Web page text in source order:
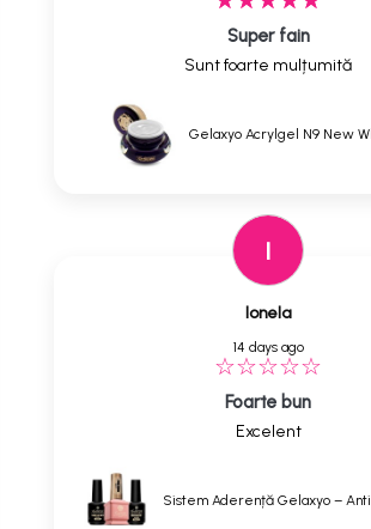
Super fain
Sunt foarte mulțumită
Gelaxyo Acrylgel N9 New
I
Ionela
14 days ago
Foarte bun
Excelent
Sistem Aderență Gelaxyo –